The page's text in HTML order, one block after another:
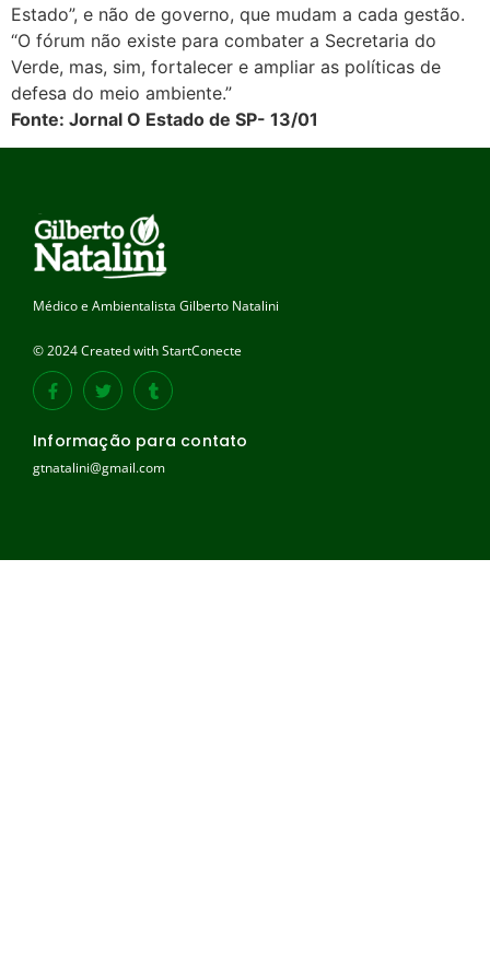
Estado”, e não de governo, que mudam a cada gestão.
“O fórum não existe para combater a Secretaria do
Verde, mas, sim, fortalecer e ampliar as políticas de
defesa do meio ambiente.”
Fonte: Jornal O Estado de SP- 13/01
Médico e Ambientalista Gilberto Natalini
© 2024 Created with StartConecte
Informação para contato
gtnatalini@gmail.com